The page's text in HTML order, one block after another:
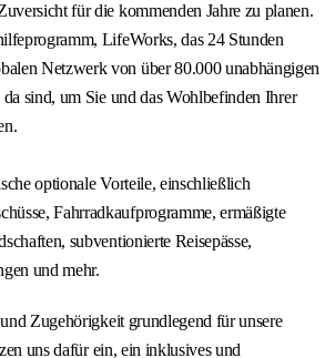
für die kommenden Jahre zu planen.
LifeWorks, das 24 Stunden
Netzwerk von über 80.000 unabhängigen
sind, um Sie und das Wohlbefinden Ihrer
optionale Vorteile, einschließlich
Fahrradkaufprogramme, ermäßigte
subventionierte Reisepässe,
und mehr.
Zugehörigkeit grundlegend für unsere
uns dafür ein, ein inklusives und